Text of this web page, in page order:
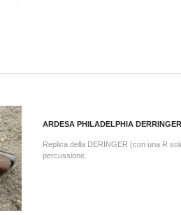
ARDESA PHILADELPHIA
Replica della DERINGER (con una R
percussione.